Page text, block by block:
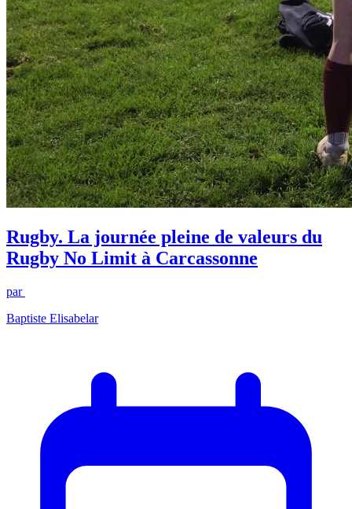
Rugby. La journée pleine de valeurs du
Rugby No Limit à Carcassonne
par
Baptiste Elisabelar